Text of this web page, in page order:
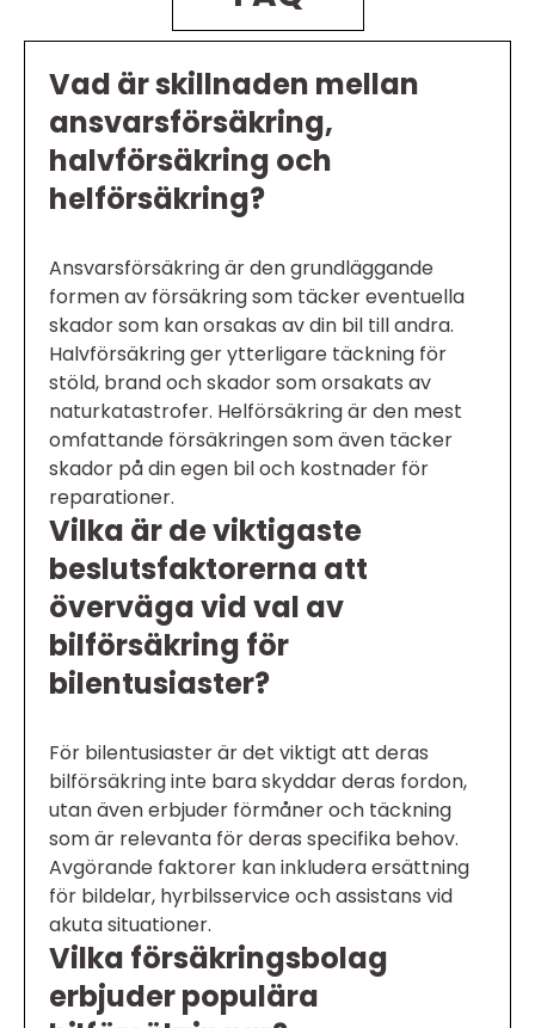
Vad är skillnaden mellan
ansvarsförsäkring,
halvförsäkring och
helförsäkring?
Ansvarsförsäkring är den grundläggande
formen av försäkring som täcker eventuella
skador som kan orsakas av din bil till andra.
Halvförsäkring ger ytterligare täckning för
stöld, brand och skador som orsakats av
naturkatastrofer. Helförsäkring är den mest
omfattande försäkringen som även täcker
skador på din egen bil och kostnader för
reparationer.
Vilka är de viktigaste
beslutsfaktorerna att
överväga vid val av
bilförsäkring för
bilentusiaster?
För bilentusiaster är det viktigt att deras
bilförsäkring inte bara skyddar deras fordon,
utan även erbjuder förmåner och täckning
som är relevanta för deras specifika behov.
Avgörande faktorer kan inkludera ersättning
för bildelar, hyrbilsservice och assistans vid
akuta situationer.
Vilka försäkringsbolag
erbjuder populära